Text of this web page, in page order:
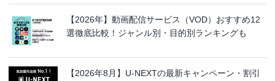
【2026年】動画配信サービス（VOD）おすすめ12
選徹底比較！ジャンル別・目的別ランキングも
【2026年8月】U-NEXTの最新キャンペーン・割引